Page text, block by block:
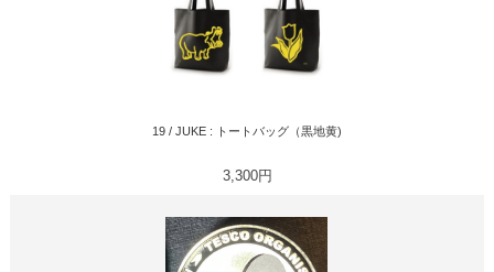
19 / JUKE : トートバッグ（黒地黄)
3,300円